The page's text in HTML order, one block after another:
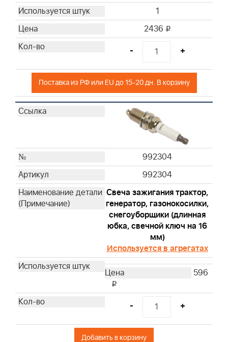
1
2436 i
- +
Поставка из РФ или EU до 15-20 дн. В корзину
992304
992304
Свеча зажигания трактор,
генератор, газонокосилки,
снегоуборщики (длинная
юбка, свечной ключ на 16
мм)
Используется в агрегатах
596
i
- +
Добавить в корзину